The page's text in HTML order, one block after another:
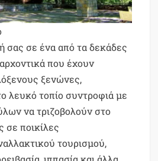
σας σε ένα από τα δεκάδες
που έχουν
ξενώνες,
λευκό τοπίο συντροφιά με
να τριζοβολούν στο
σε ποικίλες
τουρισμού,